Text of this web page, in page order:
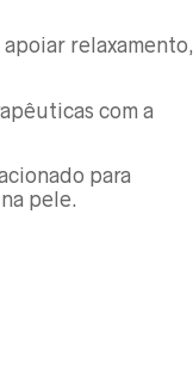
relaxamento,
com a
para
pele.